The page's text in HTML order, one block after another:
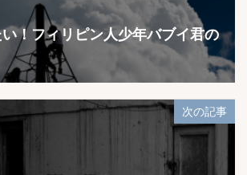
！フィリピン人少年バブイ君の
次の記事